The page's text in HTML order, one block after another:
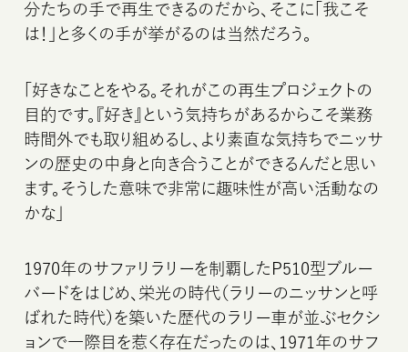
分たちの手で再生できるのだから、そこに「我こそ
は！」と多くの手が挙がるのは当然だろう。
「好きなことをやる。それがこの再生プロジェクトの
目的です。『好き』という気持ちがあるからこそ業務
時間外でも取り組めるし、より素直な気持ちでニッサ
ンの歴史の中身と向き合うことができるんだと思い
ます。そうした意味で非常に趣味性が高い活動なの
かな」
1970年のサファリラリーを制覇したP510型ブルー
バードをはじめ、栄光の時代（ラリーのニッサンと呼
ばれた時代）を築いた歴代のラリー車が並ぶセクシ
ョンで一際目を惹く存在だったのは、1971年のサフ